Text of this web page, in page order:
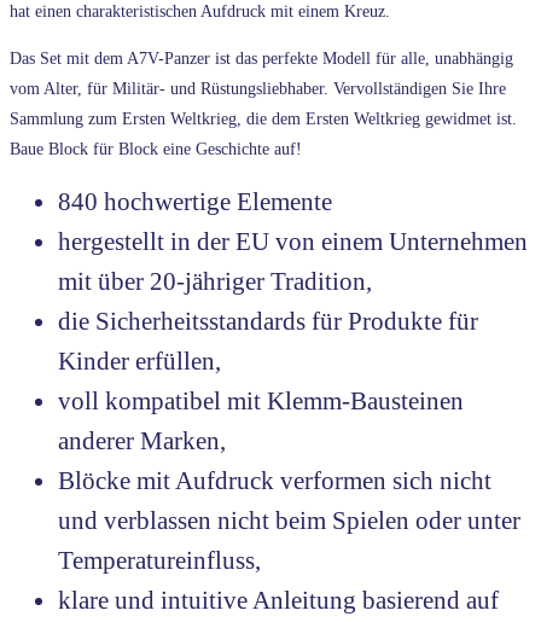
hat einen charakteristischen Aufdruck mit einem Kreuz.
Das Set mit dem A7V-Panzer ist das perfekte Modell für alle, unabhängig
vom Alter, für Militär- und Rüstungsliebhaber. Vervollständigen Sie Ihre
Sammlung zum Ersten Weltkrieg, die dem Ersten Weltkrieg gewidmet ist.
Baue Block für Block eine Geschichte auf!
840 hochwertige Elemente
hergestellt in der EU von einem Unternehmen
mit über 20-jähriger Tradition,
die Sicherheitsstandards für Produkte für
Kinder erfüllen,
voll kompatibel mit Klemm-Bausteinen
anderer Marken,
Blöcke mit Aufdruck verformen sich nicht
und verblassen nicht beim Spielen oder unter
Temperatureinfluss,
klare und intuitive Anleitung basierend auf